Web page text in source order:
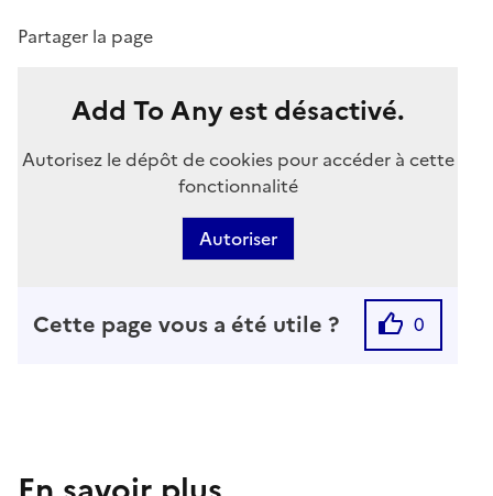
Partager la page
Add To Any est désactivé.
Autorisez le dépôt de cookies pour accéder à cette
fonctionnalité
Autoriser
Cette page vous a été utile ? 0